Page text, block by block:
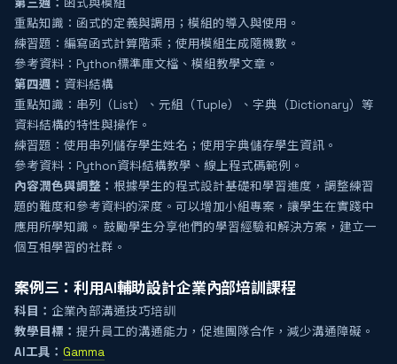
第三週： 函式與模組
重點知識：函式的定義與調用；模組的導入與使用。
練習題：編寫函式計算階乘；使用模組生成隨機數。
參考資料：Python標準庫文檔、模組教學文章。
第四週： 資料結構
重點知識：串列（List）、元組（Tuple）、字典（Dictionary）等
資料結構的特性與操作。
練習題：使用串列儲存學生姓名；使用字典儲存學生資訊。
參考資料：Python資料結構教學、線上程式碼範例。
內容潤色與調整： 根據學生的程式設計基礎和學習進度，調整練習
題的難度和參考資料的深度。可以增加小組專案，讓學生在實踐中
應用所學知識。 鼓勵學生分享他們的學習經驗和解決方案，建立一
個互相學習的社群。
案例三：利用AI輔助設計企業內部培訓課程
科目： 企業內部溝通技巧培訓
教學目標： 提升員工的溝通能力，促進團隊合作，減少溝通障礙。
AI工具： Gamma